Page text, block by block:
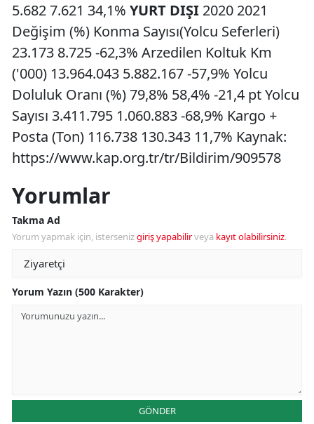
5.682 7.621 34,1% YURT DIŞI 2020 2021
Değişim (%) Konma Sayısı(Yolcu Seferleri)
23.173 8.725 -62,3% Arzedilen Koltuk Km
('000) 13.964.043 5.882.167 -57,9% Yolcu
Doluluk Oranı (%) 79,8% 58,4% -21,4 pt Yolcu
Sayısı 3.411.795 1.060.883 -68,9% Kargo +
Posta (Ton) 116.738 130.343 11,7% Kaynak:
https://www.kap.org.tr/tr/Bildirim/909578
Yorumlar
Takma Ad
Yorum yapmak için, istersenizgiriş yapabilirveya kayıt olabilirsiniz.
Yorum Yazın (500 Karakter)
GÖNDER